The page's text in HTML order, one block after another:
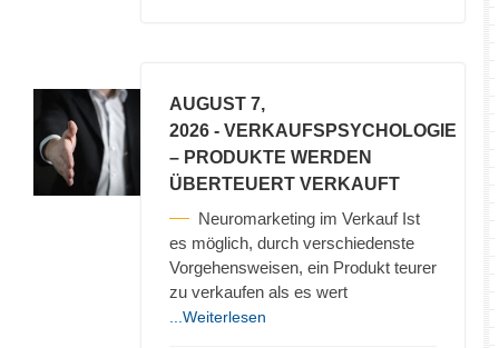
AUGUST 7,
2026 - VERKAUFSPSYCHOLOGIE
– PRODUKTE WERDEN
ÜBERTEUERT VERKAUFT
Neuromarketing im Verkauf Ist
es möglich, durch verschiedenste
Vorgehensweisen, ein Produkt teurer
zu verkaufen als es wert
...Weiterlesen